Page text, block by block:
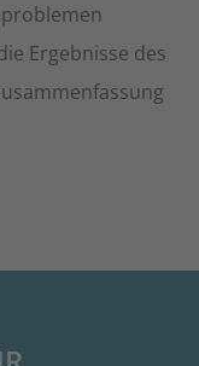
Ergebnisse des